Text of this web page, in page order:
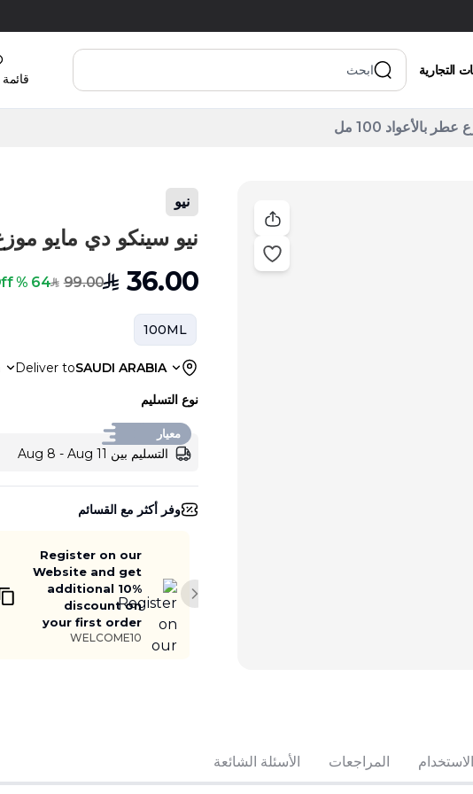
التجارية
بالأعواد 100 مل
نيو
نيو سينكو دي مايو موزع
SAR 36.00
SAR 99.00
64 % Off
100ML
Deliver toSAUDI ARABIA
نوع التسليم
معيار
التسليم بين Aug 8 - Aug 11
وفر أكثر مع القسائم
Register on our
Website and get
additional 10%
discount on
your first order
WELCOME10
Next slide
المراجعات الأسئلة الشائعة